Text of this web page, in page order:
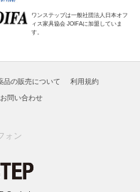
ワンステップは一般社団法人日本オフ
ィス家具協会 JOIFAに加盟していま
す。
品の販売について 利用規約
お問い合わせ
ォン